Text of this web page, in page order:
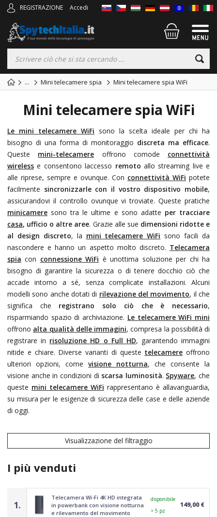
REGISTRAZIONE Accedi
... Mini telecamere spia Mini telecamere spia WiFi
Mini telecamere spia WiFi
Le mini telecamere WiFi sono la scelta ideale per chi ha
bisogno di una forma di monitoraggio discreta ma efficace.
Queste mini-telecamere offrono comode connettività
wireless e consentono laccesso remoto allo streaming live e
alle riprese, sempre e ovunque. Con connettività WiFi potete
facilmente sincronizzarle con il vostro dispositivo mobile,
assicurandovi il controllo ovunque vi troviate. Queste pratiche
minicamere sono tra le ultime e sono adatte per tracciare
casa, ufficio o altre aree. Grazie alle sue dimensioni ridotte e
al design discreto, la mini telecamere WiFi sono facili da
nascondere e hanno un aspetto molto discreto. Telecamera
spia con connessione WiFi è unottima soluzione per chi ha
bisogno di garantire la sicurezza o di tenere docchio ciò che
accade intorno a sé, senza complicate installazioni. Alcuni
modelli sono anche dotati di rilevazione del movimento, il che
significa che registrano solo ciò che è necessario,
risparmiando spazio di archiviazione. Le telecamere WiFi mini
offrono alta qualità delle immagini, compresa la possibilità di
registrare in risoluzione HD o Full HD, garantendo immagini
nitide e chiare. Diverse varianti di queste telecamere offrono
ulteriori opzioni, come visione notturna, che consente la
visione anche in condizioni di scarsa luminosità. Spyware, che
queste mini telecamere WiFi rappresentano è allavanguardia,
su misura per le esigenze di sicurezza delle case e delle aziende
di oggi.
Visualizzazione del filtraggio
I più venduti
1.
Telecamera Wi-Fi 4K HD integrata
in powerbank con visione notturna
e rilevamento del movimento
disponibile
> 5 pz
149,00 €